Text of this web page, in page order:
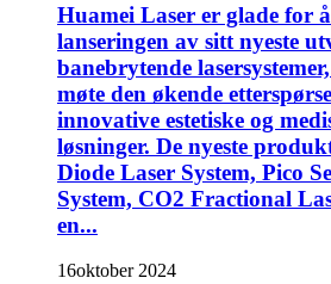
Huamei Laser er glade for
lanseringen av sitt nyeste
banebrytende
møte den økende
innovative estetiske og
løsninger. De nyeste
Diode Laser System, Pico
System, CO2 Fractional
en...
16oktober 2024